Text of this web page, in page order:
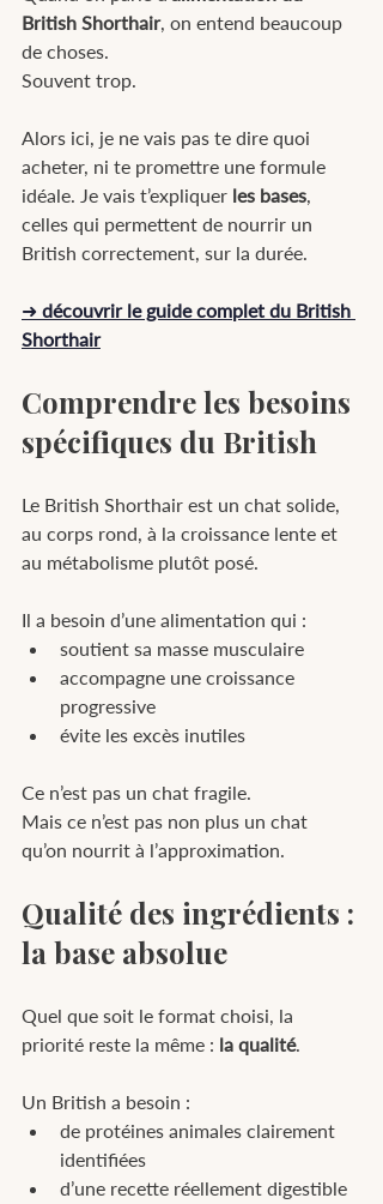
British Shorthair, on entend beaucoup
de choses.
Souvent trop.
Alors ici, je ne vais pas te dire quoi
acheter, ni te promettre une formule
idéale. Je vais t’expliquer les bases,
celles qui permettent de nourrir un
British correctement, sur la durée.
➜ découvrir le guide complet du British
Shorthair
Comprendre les besoins
spécifiques du British
Le British Shorthair est un chat solide,
au corps rond, à la croissance lente et
au métabolisme plutôt posé.
Il a besoin d’une alimentation qui :
soutient sa masse musculaire
accompagne une croissance
progressive
évite les excès inutiles
Ce n’est pas un chat fragile.
Mais ce n’est pas non plus un chat
qu’on nourrit à l’approximation.
Qualité des ingrédients :
la base absolue
Quel que soit le format choisi, la
priorité reste la même : la qualité.
Un British a besoin :
de protéines animales clairement
identifiées
d’une recette réellement digestible